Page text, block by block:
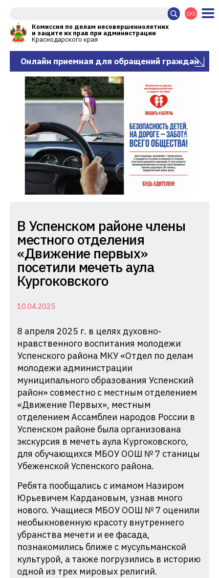
Комиссия по делам несовершеннолетних
и защите их прав при администрации
Краснодарского края
Онлайн приемная для обращений граждан
Комиссия
по
делам
несовершеннолетних
и
защите
их
при
Администрации
Краснодарского
края
В Успенском районе члены
местного отделения
«Движение первых»
посетили мечеть аула
Кургоковского
10.04.2025
8 апреля 2025 г. в целях духовно-
нравственного воспитания молодежи
Успенского района МКУ «Отдел по делам
молодежи администрации
муниципального образования Успенский
район» совместно с местным отделением
«Движение Первых», местным
отделением Ассамблеи народов России в
Успенском районе была организована
экскурсия в мечеть аула Кургоковского,
для обучающихся МБОУ ООШ № 7 станицы
Убеженской Успенского района.
Ребята пообщались с имамом Назиром
Юрьевичем Кардановым, узнав много
нового. Учащиеся МБОУ ООШ № 7 оценили
необыкновенную красоту внутреннего
убранства мечети и ее фасада,
познакомились ближе с мусульманской
культурой, а также погрузились в историю
одной из трех мировых религий.